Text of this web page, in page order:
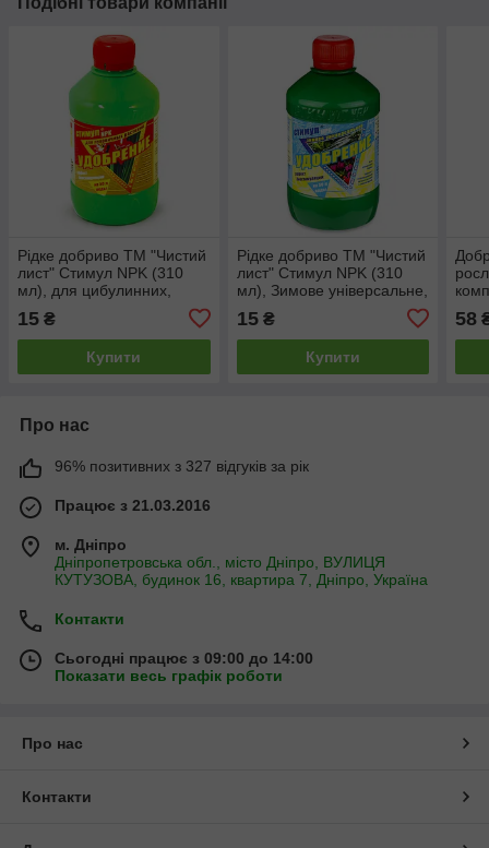
Рідке добриво ТМ "Чистий
лист" Стимул NPK (310
мл), для цибулинних,
УЦІНКА дійсний до 05.23
15 ₴
Купити
Рідке добриво ТМ "Чистий
лист" Стимул NPK (310
мл), Зимове універсальне,
УЦІНКА дійсний до 11.22
15₴
Купити
58
Про нас
96% позитивних з 327 відгуків за рік
Працює з 21.03.2016
м. Дніпро
Дніпропетровська обл., місто Дніпро, ВУЛИЦЯ
КУТУЗОВА, будинок 16, квартира 7, Дніпро, Україна
Контакти
Сьогодні працює з 09:00 до 14:00
Показати весь графік роботи
Про нас
Контакти